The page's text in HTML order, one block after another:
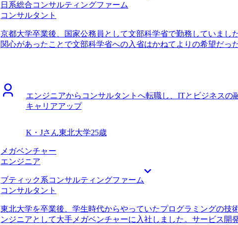
れて本当にありがたかったです。 自分の会社で成果を上げている
以外への転職に苦労したという話を伺っていたので、不安の方が
人は少ないが、それでも成功している人はいるから諦めずにやり
的にこういう会社では営業職からでも活躍している人もいます。
ポートを求めていましたし、相性が非常に良かったです。 山中さ
らは評価される一方で、社外からは評価されにくい経験だったの
業成績を上げてもコンサル転職には活きにくい経験でした。この
に踏み切れたことは良かったです。 24歳という年齢で転職できた
に5年後とかであれば取れる選択肢も一気に減っていたと思います
ームを志望していたことです。実際に私が行きたいと思っていた
にITやDXなどの経験がある方でも採用されにくいぐらい難関のフ
私の今の業務経験では難しいポジションでした。 当然のように書
したが、数年後コンサルティングファームでしっかりと経験を積
イしたいと思います。 転職前は年収350万円、転職後は年収400万
た。 前職からの評価と、市場価値は異なるということを学べたの
ル転職で良かった点です。一方でコンサルティングファームは、
日系総合コンサルティングファーム
コンサルタント
京都大学卒業後、国家公務員として文部科学省で勤務していまし
関心があったことで文部科学省への入省はかねてよりの希望だっ
した。一度WLBの改善を最優先事項として転職活動を始めました
業には公務員からだと転職しにくいという話も聞いていましたが
らコンサルタントへの転職に成功した知人も複数いたことで視野
また、コンサルティングファーム全般として近年WLBが改善され
サルタントの働き方に関して詳しく教えて頂き、内情に精通して
たからです。コンサル業界でWLBが重視され始めているというの
ていましたが、なぜ改善されているのか、どのように実現してい
しい事情まで伺うことができ、非常に納得感がありました。他の
比較しても信頼できると確信したので、松代さんにご支援いただ
ングファームへ転職することを決めました。 どのファームもWLB
一定打ち出していますが、その中でより働きやすいファームをプ
制度にも非常に詳しく、松代さんの知識の豊富さに驚きました。
にWLBが充実しているファームが多く、多様な選択肢の中から意
エンジニアからコンサルタントへ転職し、ITとビジネスの
キャリアアップ
K・Jさん東北大学25歳
メガベンチャー
エンジニア
ブティック系コンサルティングファーム
コンサルタント
東北大学を卒業後、学生時代からやっていたプログラミングの技
ンジニアとして大手メガベンチャーに入社しました。サービス開